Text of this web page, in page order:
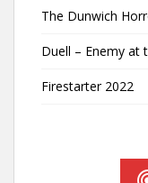
The Dunwich
Duell – Enemy at
Firestarter 2022